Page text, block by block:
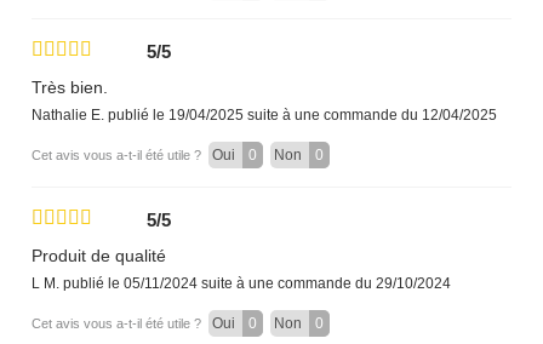
5/5
Très bien.
Nathalie E. publié le 19/04/2025 suite à une commande du 12/04/2025
Cet avis vous a-t-il été utile ? Oui 0 Non 0
5/5
Produit de qualité
L M. publié le 05/11/2024 suite à une commande du 29/10/2024
Cet avis vous a-t-il été utile ? Oui 0 Non 0